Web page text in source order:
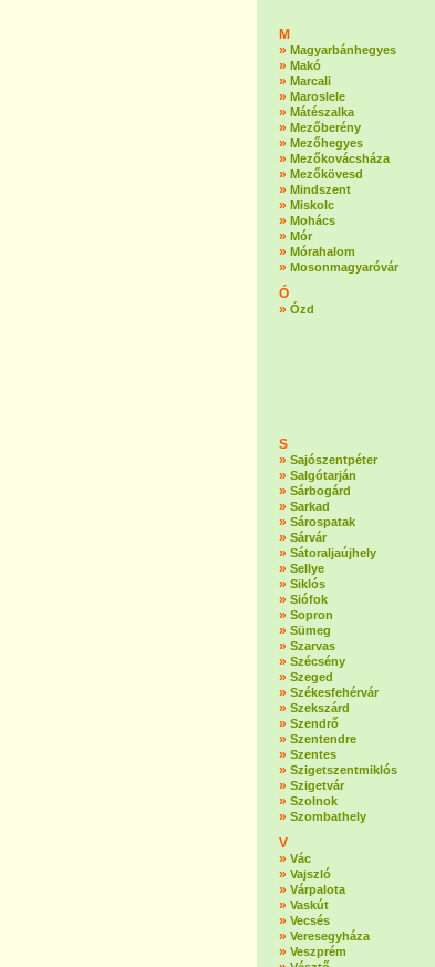
M
» Magyarbánhegyes
» Makó
» Marcali
» Maroslele
» Mátészalka
» Mezőberény
» Mezőhegyes
» Mezőkovácsháza
» Mezőkövesd
» Mindszent
» Miskolc
» Mohács
» Mór
» Mórahalom
» Mosonmagyaróvár
Ó
» Ózd
S
» Sajószentpéter
» Salgótarján
» Sárbogárd
» Sarkad
» Sárospatak
» Sárvár
» Sátoraljaújhely
» Sellye
» Siklós
» Siófok
» Sopron
» Sümeg
» Szarvas
» Szécsény
» Szeged
» Székesfehérvár
» Szekszárd
» Szendrő
» Szentendre
» Szentes
» Szigetszentmiklós
» Szigetvár
» Szolnok
» Szombathely
V
» Vác
» Vajszló
» Várpalota
» Vaskút
» Vecsés
» Veresegyháza
» Veszprém